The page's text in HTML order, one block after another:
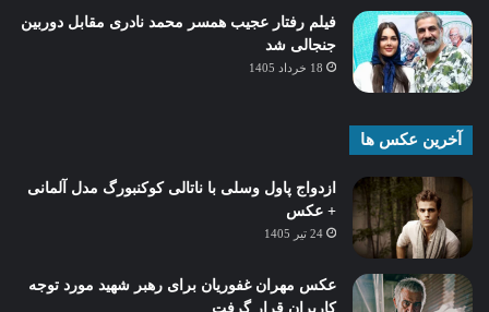
فیلم رفتار عجیب همسر محمد نادری مقابل دوربین
جنجالی شد
18 خرداد 1405
آخرین عکس ها
ازدواج پاول وسلی با ناتالی کوکنبورگ مدل آلمانی
+ عکس
24 تیر 1405
عکس مهران غفوریان برای رهبر شهید مورد توجه
کاربران قرار گرفت